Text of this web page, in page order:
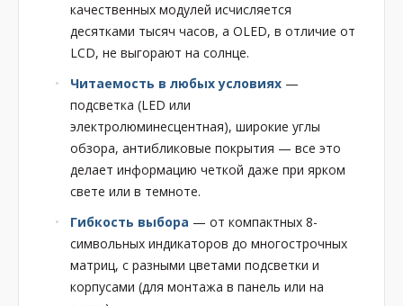
качественных модулей исчисляется
десятками тысяч часов, а OLED, в отличие от
LCD, не выгорают на солнце.
Читаемость в любых условиях —
подсветка (LED или
электролюминесцентная), широкие углы
обзора, антибликовые покрытия — все это
делает информацию четкой даже при ярком
свете или в темноте.
Гибкость выбора — от компактных 8-
символьных индикаторов до многострочных
матриц, с разными цветами подсветки и
корпусами (для монтажа в панель или на